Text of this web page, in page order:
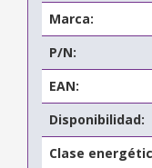
Marca:
P/N:
EAN:
Disponibilidad:
Clase